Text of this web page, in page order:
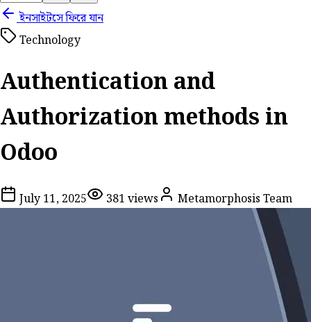
ইনসাইটসে ফিরে যান
Technology
Authentication and
Authorization methods in
Odoo
July 11, 2025 381 views Metamorphosis Team